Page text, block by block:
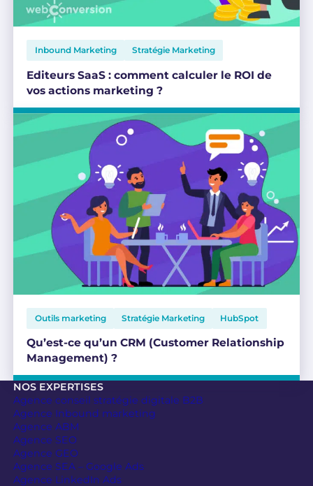
Inbound Marketing Stratégie Marketing
Editeurs SaaS : comment calculer le ROI de
vos actions marketing ?
Outils marketing Stratégie Marketing HubSpot
Qu’est-ce qu’un CRM (Customer Relationship
Management) ?
NOS EXPERTISES
Agence conseil stratégie digitale B2B
Agence Inbound marketing
Agence ABM
Agence SEO
Agence GEO
Agence SEA – Google Ads
Agence LinkedIn Ads